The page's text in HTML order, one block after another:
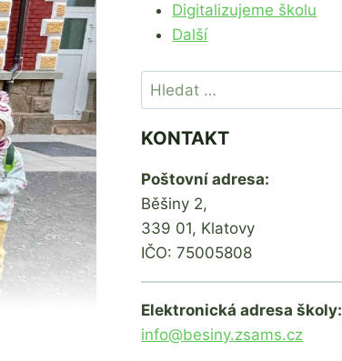
Digitalizujeme školu
Další
Vyhledávání
KONTAKT
Poštovní adresa:
Běšiny 2,
339 01, Klatovy
IČO: 75005808
Elektronická adresa školy:
info@besiny.zsams.cz